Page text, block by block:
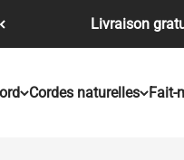
Livraison
Cordes naturelles Fait-